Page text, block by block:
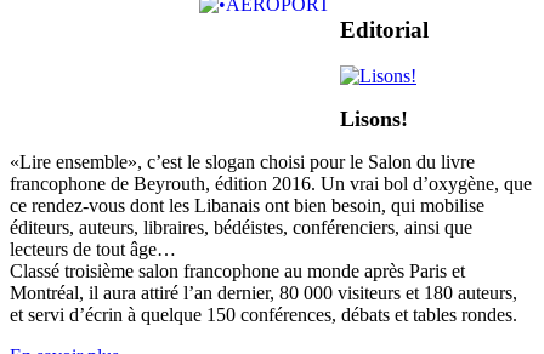
Editorial
Lisons!
«Lire ensemble», c’est le slogan choisi pour le Salon du livre
francophone de Beyrouth, édition 2016. Un vrai bol d’oxygène, que
ce rendez-vous dont les Libanais ont bien besoin, qui mobilise
éditeurs, auteurs, libraires, bédéistes, conférenciers, ainsi que
lecteurs de tout âge…
Classé troisième salon francophone au monde après Paris et
Montréal, il aura attiré l’an dernier, 80 000 visiteurs et 180 auteurs,
et servi d’écrin à quelque 150 conférences, débats et tables rondes.